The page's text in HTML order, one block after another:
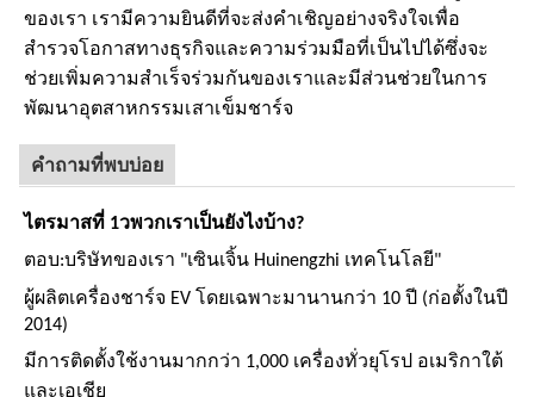
ของเรา เรามีความยินดีที่จะส่งคำเชิญอย่างจริงใจเพื่อ
สำรวจโอกาสทางธุรกิจและความร่วมมือที่เป็นไปได้ซึ่งจะ
ช่วยเพิ่มความสำเร็จร่วมกันของเราและมีส่วนช่วยในการ
พัฒนาอุตสาหกรรมเสาเข็มชาร์จ
คำถามที่พบบ่อย
ไตรมาสที่ 1วพวกเราเป็นยังไงบ้าง?
ตอบ:บริษัทของเรา "เซินเจิ้น Huinengzhi เทคโนโลยี"
ผู้ผลิตเครื่องชาร์จ EV โดยเฉพาะมานานกว่า 10 ปี (ก่อตั้งในปี
2014)
มีการติดตั้งใช้งานมากกว่า 1,000 เครื่องทั่วยุโรป อเมริกาใต้
และเอเชีย